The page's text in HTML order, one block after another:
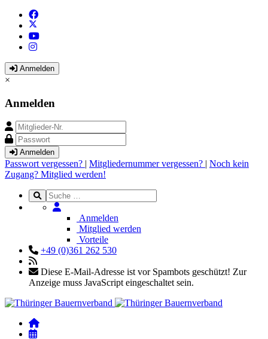
Anmelden
×
Anmelden
Anmelden
Passwort vergessen? | Mitgliedernummer vergessen? | Noch kein
Zugang? Mitglied werden!
Anmelden
Mitglied werden
Vorteile
+49 (0)361 262 530
Diese E-Mail-Adresse ist vor Spambots geschützt! Zur
Anzeige muss JavaScript eingeschaltet sein.